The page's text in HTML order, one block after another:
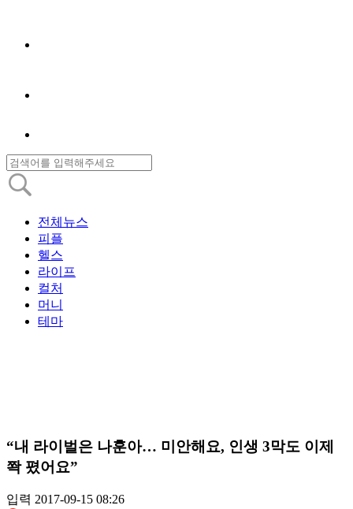
전체뉴스
피플
헬스
라이프
컬처
머니
테마
“내 라이벌은 나훈아… 미안해요, 인생 3막도 이제
쫙 폈어요”
입력 2017-09-15 08:26